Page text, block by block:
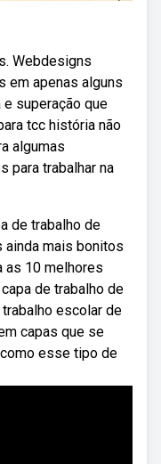
Webdesigns
em apenas alguns
superação que
tcc história não
algumas
para trabalhar na
de trabalho de
mais bonitos
as 10 melhores
de trabalho de
escolar de
capas que se
esse tipo de